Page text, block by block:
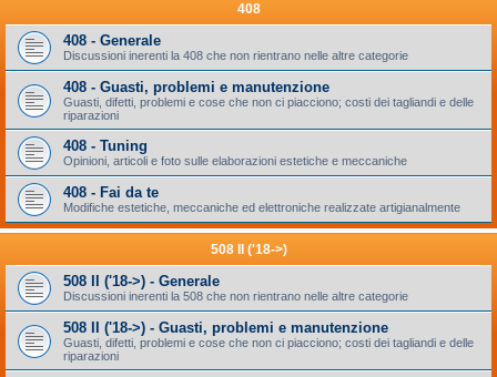
408
408 - Generale
Discussioni inerenti la 408 che non rientrano nelle altre categorie
408 - Guasti, problemi e manutenzione
Guasti, difetti, problemi e cose che non ci piacciono; costi dei tagliandi e delle
riparazioni
408 - Tuning
Opinioni, articoli e foto sulle elaborazioni estetiche e meccaniche
408 - Fai da te
Modifiche estetiche, meccaniche ed elettroniche realizzate artigianalmente
508 II ('18->)
508 II ('18->) - Generale
Discussioni inerenti la 508 che non rientrano nelle altre categorie
508 II ('18->) - Guasti, problemi e manutenzione
Guasti, difetti, problemi e cose che non ci piacciono; costi dei tagliandi e delle
riparazioni